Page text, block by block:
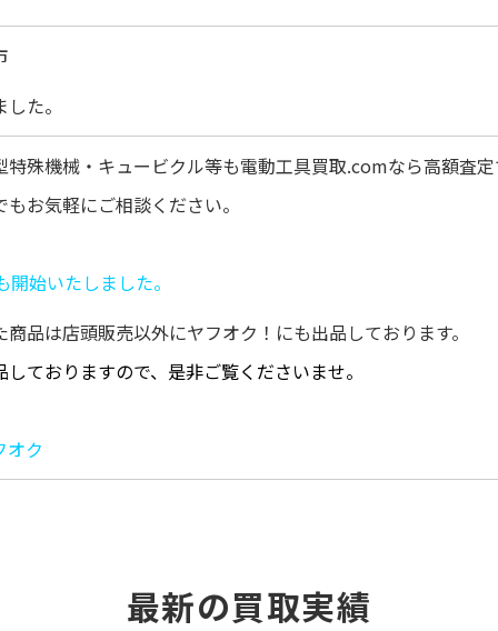
た。
殊機械・キュービクル等も電動工具買取.comなら高額査定
お気軽にご相談ください。
開始いたしました。
品は店頭販売以外にヤフオク！にも出品しております。
ておりますので、是非ご覧くださいませ。
オク
最新の買取実績